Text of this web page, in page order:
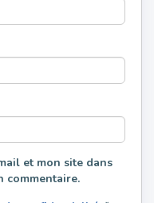
et mon site dans
commentaire.